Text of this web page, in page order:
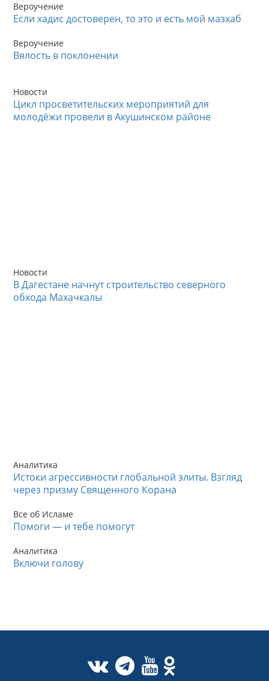
Вероучение
Если хадис достоверен, то это и есть мой мазхаб
Вероучение
Вялость в поклонении
Новости
Цикл просветительских мероприятий для
молодёжи провели в Акушинском районе
Новости
В Дагестане начнут строительство северного
обхода Махачкалы
Аналитика
Истоки агрессивности глобальной элиты. Взгляд
через призму Священного Корана
Все об Исламе
Помоги — и тебе помогут
Аналитика
Включи голову